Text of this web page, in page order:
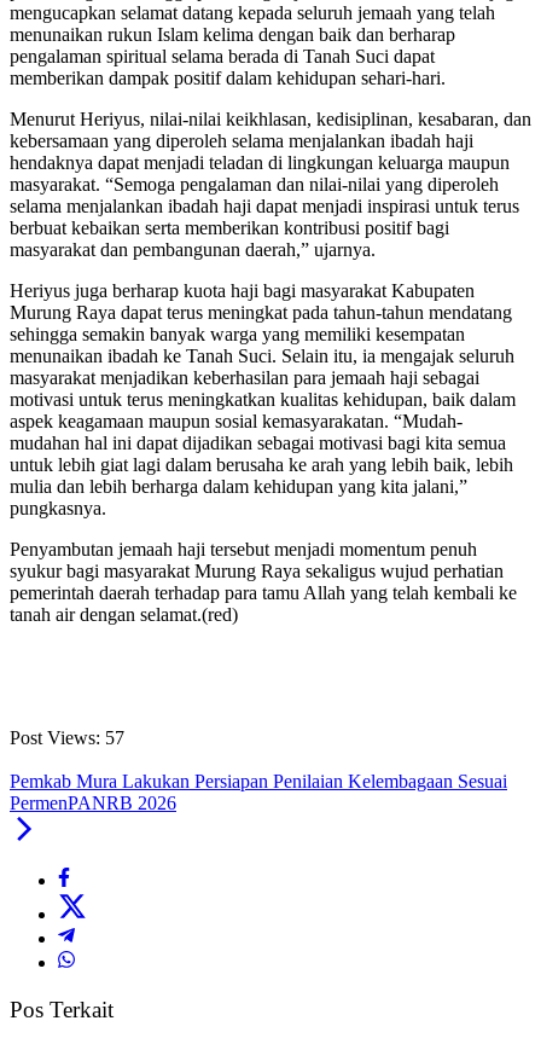
mengucapkan selamat datang kepada seluruh jemaah yang telah
menunaikan rukun Islam kelima dengan baik dan berharap
pengalaman spiritual selama berada di Tanah Suci dapat
memberikan dampak positif dalam kehidupan sehari-hari.
Menurut Heriyus, nilai-nilai keikhlasan, kedisiplinan, kesabaran, dan
kebersamaan yang diperoleh selama menjalankan ibadah haji
hendaknya dapat menjadi teladan di lingkungan keluarga maupun
masyarakat. “Semoga pengalaman dan nilai-nilai yang diperoleh
selama menjalankan ibadah haji dapat menjadi inspirasi untuk terus
berbuat kebaikan serta memberikan kontribusi positif bagi
masyarakat dan pembangunan daerah,” ujarnya.
Heriyus juga berharap kuota haji bagi masyarakat Kabupaten
Murung Raya dapat terus meningkat pada tahun-tahun mendatang
sehingga semakin banyak warga yang memiliki kesempatan
menunaikan ibadah ke Tanah Suci. Selain itu, ia mengajak seluruh
masyarakat menjadikan keberhasilan para jemaah haji sebagai
motivasi untuk terus meningkatkan kualitas kehidupan, baik dalam
aspek keagamaan maupun sosial kemasyarakatan. “Mudah-
mudahan hal ini dapat dijadikan sebagai motivasi bagi kita semua
untuk lebih giat lagi dalam berusaha ke arah yang lebih baik, lebih
mulia dan lebih berharga dalam kehidupan yang kita jalani,”
pungkasnya.
Penyambutan jemaah haji tersebut menjadi momentum penuh
syukur bagi masyarakat Murung Raya sekaligus wujud perhatian
pemerintah daerah terhadap para tamu Allah yang telah kembali ke
tanah air dengan selamat.(red)
Post Views: 57
Pemkab Mura Lakukan Persiapan Penilaian Kelembagaan Sesuai
PermenPANRB 2026
Pos Terkait